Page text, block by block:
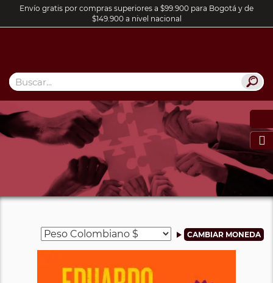
Envío gratis por compras superiores a $99.900 para Bogotá y de
$149.900 a nivel nacional
